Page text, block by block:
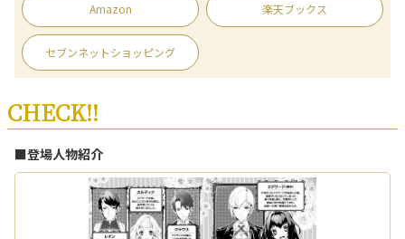
Amazon 楽天ブックス
セブンネットショッピング
CHECK!!
■登場人物紹介